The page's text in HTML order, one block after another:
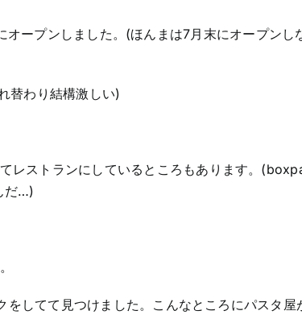
ープンしました。(ほんまは7月末にオープンし
替わり結構激しい)
レストランにしているところもあります。
だ…)
してて見つけました。こんなところにパスタ屋